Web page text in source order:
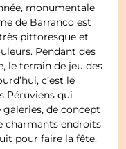
monumentale
de Barranco est
pittoresque et
Pendant des
le terrain de jeu des
c’est le
Péruviens qui
de concept
charmants endroits
pour faire la fête.